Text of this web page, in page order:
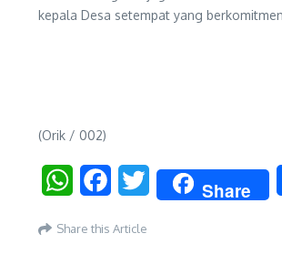
kepala Desa setempat yang
(Orik / 002)
WhatsAppFacebookTwitter Share
Share this Article